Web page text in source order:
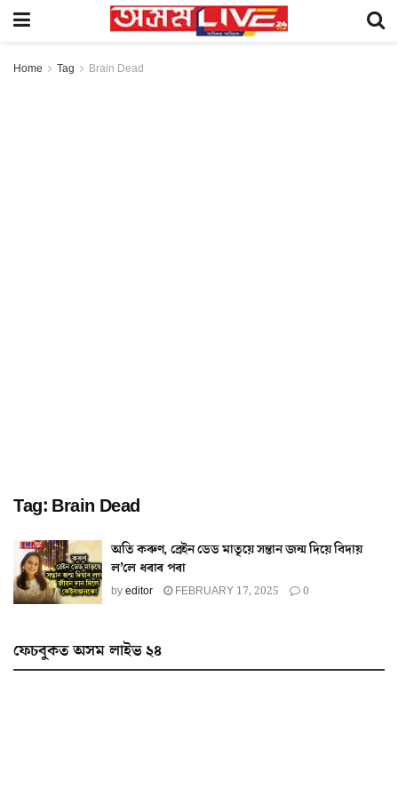
Home Tag Brain Dead
Tag: Brain Dead
অতি কৰুণ, ব্ৰেইন ডেড মাতৃয়ে সন্তান জন্ম দিয়ে বিদায়
ল’লে ধৰাৰ পৰা
byeditor FEBRUARY 17, 2025 0
ফেচবুকত অসম লাইভ ২৪